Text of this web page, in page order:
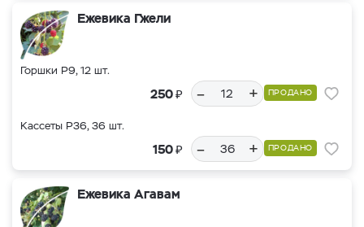
Ежевика Гжели
Горшки Р9, 12 шт.
250₽ – + ПРОДАНО
Кассеты Р36, 36 шт.
150₽ – + ПРОДАНО
Ежевика Агавам